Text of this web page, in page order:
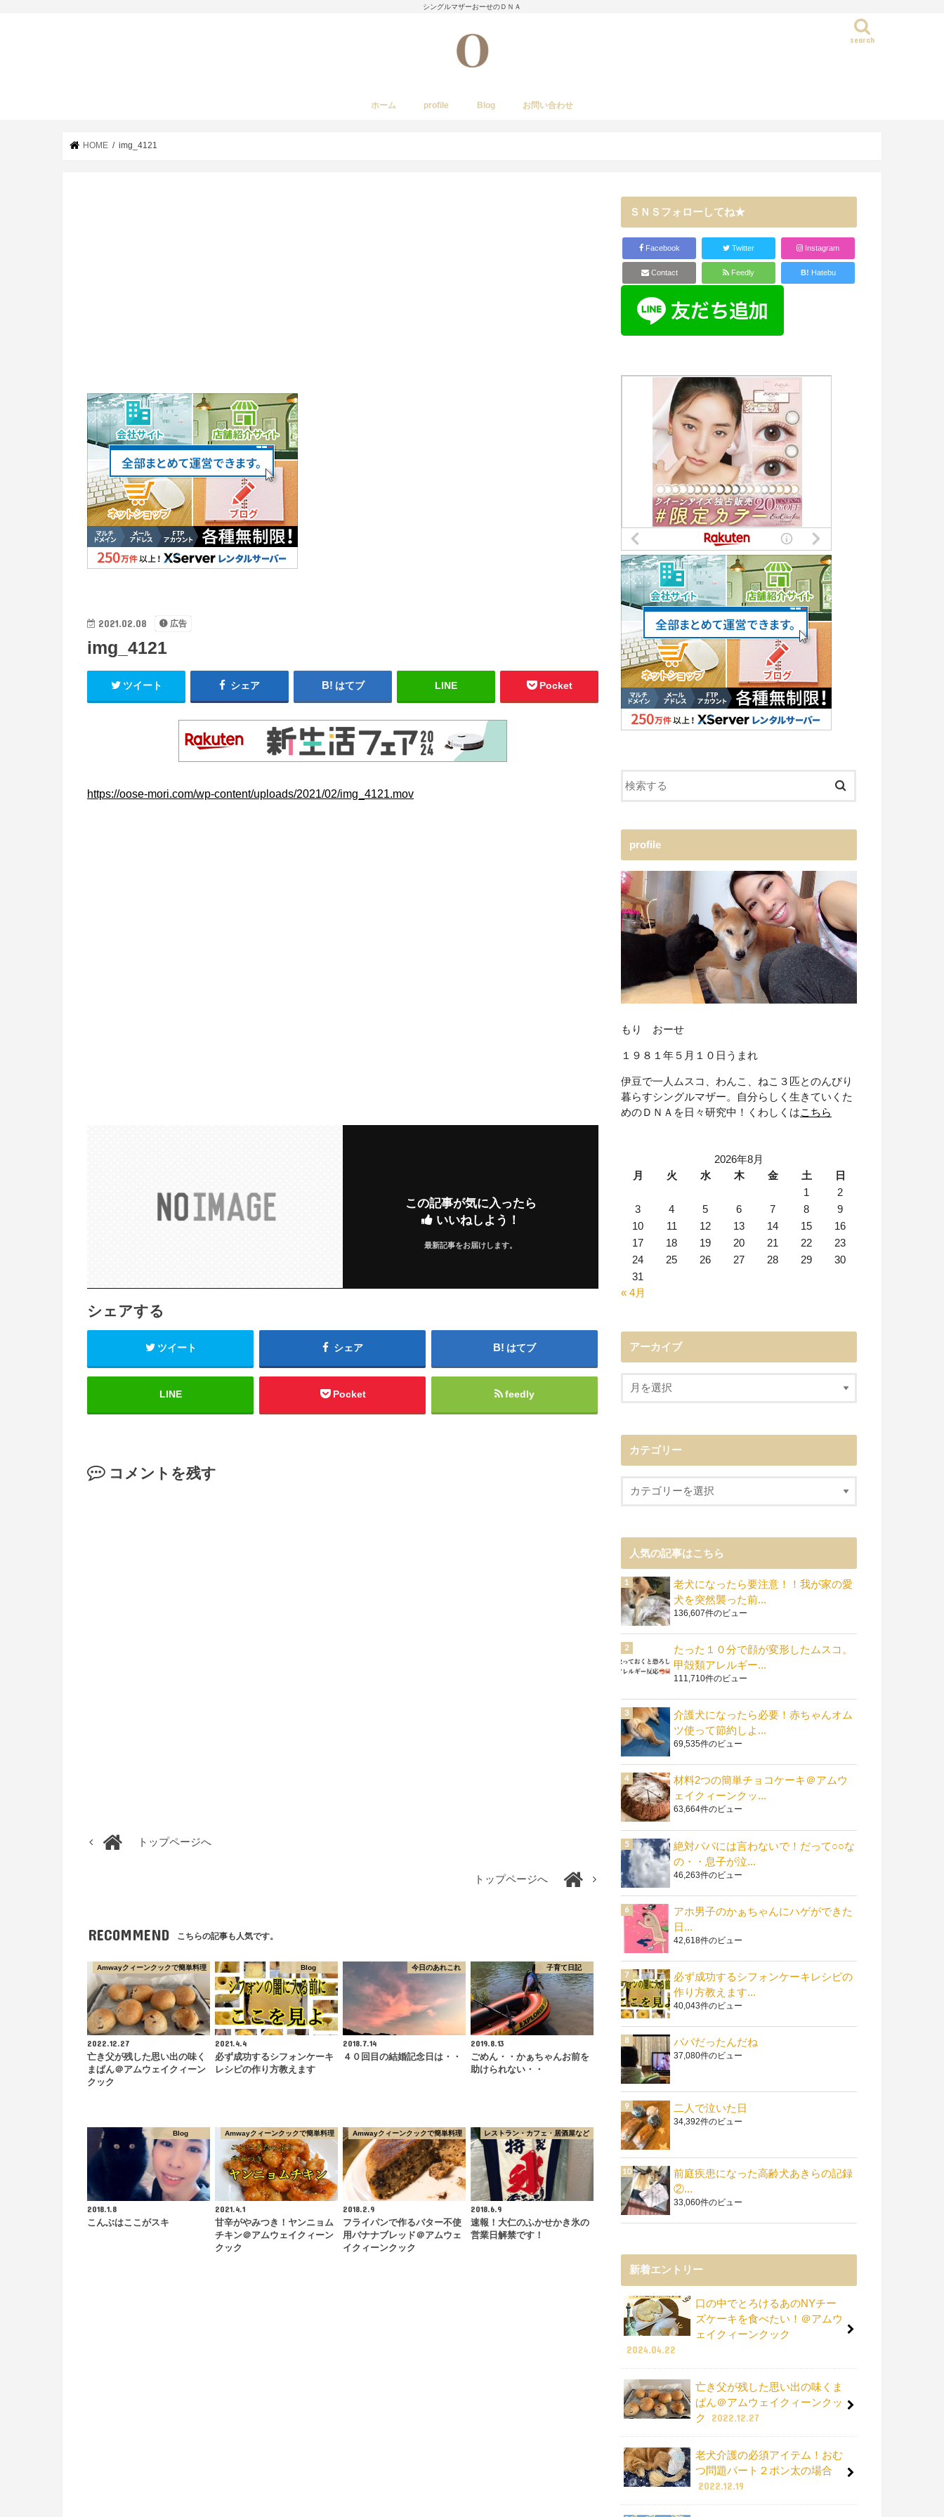
シングルマザーおーせのＤＮＡ
search
ホーム profile Blog お問い合わせ
HOME img_4121
2021.02.08 広告
img_4121
ツイート シェア はてブ LINE Pocket
https://oose-mori.com/wp-content/uploads/2021/02/img_4121.mov
この記事が気に入ったら
いいねしよう！
最新記事をお届けします。
シェアする
ツイート シェア はてブ
LINE Pocket feedly
コメントを残す
トップページへ
トップページへ
RECOMMEND こちらの記事も人気です。
Amwayクィーンクックで簡単料理
2022.12.27
亡き父が残した思い出の味く
まぱん＠アムウェイクィーン
クック
Blog
2021.4.4
必ず成功するシフォンケーキ
レシピの作り方教えます
今日のあれこれ
2018.7.14
４０回目の結婚記念日は・・
子育て日記
2019.8.13
ごめん・・かぁちゃんお前を
助けられない・・
Blog
2018.1.8
こんぶはここがスキ
Amwayクィーンクックで簡単料理
2021.4.1
甘辛がやみつき！ヤンニョム
チキン＠アムウェイクィーン
クック
Amwayクィーンクックで簡単料理
2018.2.9
フライパンで作るバター不使
用バナナブレッド＠アムウェ
イクィーンクック
レストラン・カフェ・居酒屋など
2018.6.9
速報！大仁のふかせかき氷の
営業日解禁です！
ＳＮＳフォローしてね★
Facebook Twitter Instagram
Contact Feedly B! Hatebu
profile
もり おーせ
１９８１年５月１０日うまれ
伊豆で一人ムスコ、わんこ、ねこ３匹とのんびり
暮らすシングルマザー。自分らしく生きていくた
めのＤＮＡを日々研究中！くわしくはこちら
2026年8月
月
火 水 木 金 土
日
1
2
3
4 5 6 7 8
9
10
11 12 13 14 15
16
17
18 19 20 21 22
23
24
25 26 27 28 29
30
31
« 4月
アーカイブ
カテゴリー
人気の記事はこちら
老犬になったら要注意！！我が家の愛
犬を突然襲った前...
136,607件のビュー
たった１０分で顔が変形したムスコ。
甲殻類アレルギー...
111,710件のビュー
介護犬になったら必要！赤ちゃんオム
ツ使って節約しよ...
69,535件のビュー
材料2つの簡単チョコケーキ＠アムウ
ェイクィーンクッ...
63,664件のビュー
絶対パパには言わないで！だって○○な
の・・息子が泣...
46,263件のビュー
アホ男子のかぁちゃんにハゲができた
日...
42,618件のビュー
必ず成功するシフォンケーキレシピの
作り方教えます...
40,043件のビュー
パパだったんだね
37,080件のビュー
二人で泣いた日
34,392件のビュー
前庭疾患になった高齢犬あきらの記録
②...
33,060件のビュー
新着エントリー
口の中でとろけるあのNYチー
ズケーキを食べたい！＠アムウ
ェイクィーンクック
2024.04.22
亡き父が残した思い出の味くま
ぱん＠アムウェイクィーンクッ
ク
2022.12.27
老犬介護の必須アイテム！おむ
つ問題パート２ポン太の場合
2022.12.19